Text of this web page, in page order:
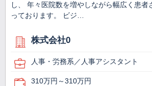
し、 年々医院数を増やしながら幅広く患者
っております。 ビジ…
株式会社0
人事・労務系／人事アシスタント
310万円～310万円